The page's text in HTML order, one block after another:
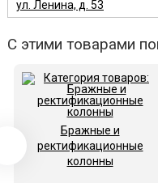
ул. Ленина, д. 53
С этими товарами
Бражные и
ректификационные
колонны